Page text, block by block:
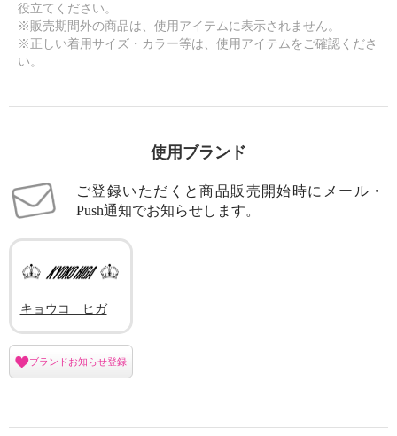
役立てください。
※販売期間外の商品は、使用アイテムに表示されません。
※正しい着用サイズ・カラー等は、使用アイテムをご確認くださ
い。
使用ブランド
ご登録いただくと商品販売開始時にメール・
Push通知でお知らせします。
キョウコ ヒガ
ブランドお知らせ登録